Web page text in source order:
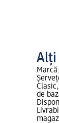
Alți
de